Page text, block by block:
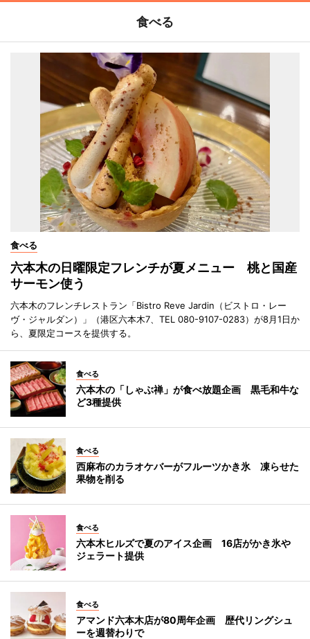
食べる
食べる
六本木の日曜限定フレンチが夏メニュー 桃と国産
サーモン使う
六本木のフレンチレストラン「Bistro Reve Jardin（ビストロ・レー
ヴ・ジャルダン）」（港区六本木7、TEL 080-9107-0283）が8月1日か
ら、夏限定コースを提供する。
食べる
六本木の「しゃぶ禅」が食べ放題企画 黒毛和牛な
ど3種提供
食べる
西麻布のカラオケバーがフルーツかき氷 凍らせた
果物を削る
食べる
六本木ヒルズで夏のアイス企画 16店がかき氷や
ジェラート提供
食べる
アマンド六本木店が80周年企画 歴代リングシュ
ーを週替わりで